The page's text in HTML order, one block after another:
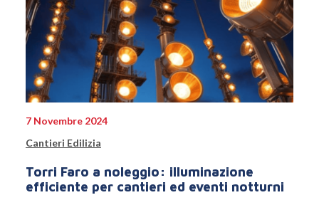
7 Novembre 2024
Cantieri Edilizia
Torri Faro a noleggio: illuminazione
efficiente per cantieri ed eventi notturni